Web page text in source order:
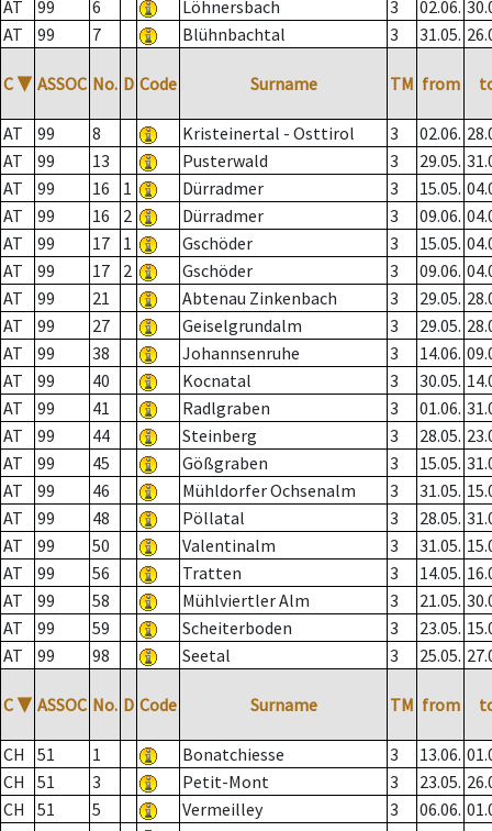
AT
99 6 Löhnersbach 3 02.06.
AT
99 7 Blühnbachtal 3 31.05.
C ▼ ASSOC No. D Code Surname TM from
AT 99 8 Kristeinertal - Osttirol 3 02.06.
AT
99 13 Pusterwald 3 29.05.
AT
99 16 1 Dürradmer 3 15.05.
AT
99 16 2 Dürradmer 3 09.06.
AT
99 17 1 Gschöder 3 15.05.
AT
99 17 2 Gschöder 3 09.06.
AT
99 21 Abtenau Zinkenbach 3 29.05.
AT
99 27 Geiselgrundalm 3 29.05.
AT
99 38 Johannsenruhe 3 14.06.
AT
99 40 Kocnatal 3 30.05.
AT
99 41 Radlgraben 3 01.06.
AT
99 44 Steinberg 3 28.05.
AT
99 45 Gößgraben 3 15.05.
AT
99 46 Mühldorfer Ochsenalm 3 31.05.
AT
99 48 Pöllatal 3 28.05.
AT
99 50 Valentinalm 3 31.05.
AT
99 56 Tratten 3 14.05.
AT
99 58 Mühlviertler Alm 3 21.05.
AT
99 59 Scheiterboden 3 23.05.
AT
99 98 Seetal 3 25.05.
C ▼ ASSOC No. D Code Surname TM from
CH 51 1 Bonatchiesse 3 13.06.
CH
51 3 Petit-Mont 3 23.05.
CH
51 5 Vermeilley 3 06.06.